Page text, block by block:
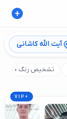
آیت الله کاشانی
تشخیص رنگ خودرو
VIP +